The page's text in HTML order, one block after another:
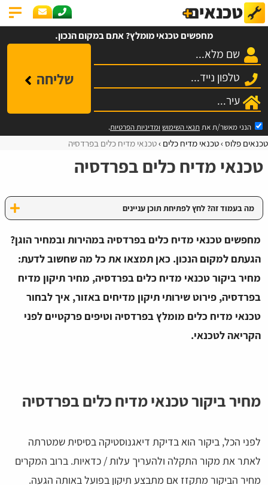
מחפשים טכנאי מומלץ? אתם במקום הנכון.
שליחה
הנני מאשר/ת את תנאי השימוש ומדיניות הפרטיות.
טכנאים פלוס טכנאי מדיח כלים טכנאי מדיח כלים בפרדסיה
טכנאי מדיח כלים בפרדסיה
מה בעמוד זה? לחץ לפתיחת תוכן עניינים
מחפשים טכנאי מדיח כלים בפרדסיה במהירות ובמחיר הוגן?
הגעתם למקום הנכון. כאן תמצאו את כל מה שחשוב לדעת:
מחיר ביקור טכנאי מדיח כלים בפרדסיה, מחיר תיקון מדיח
בפרדסיה, פירוט שירותי תיקון מדיחים באזור, איך לבחור
טכנאי מדיח כלים מומלץ בפרדסיה וטיפים פרקטיים לפני
הקריאה לטכנאי.
מחיר ביקור טכנאי מדיח כלים בפרדסיה
לפני הכל, ביקור הוא בדיקת דיאגנוסטיקה בסיסית שמטרתה
לאתר את מקור התקלה ולהעריך עלות / כדאיות. ברוב המקרים
מחיר הביקור מתקזז אם מתבצע תיקון בפועל באותה הגעה.